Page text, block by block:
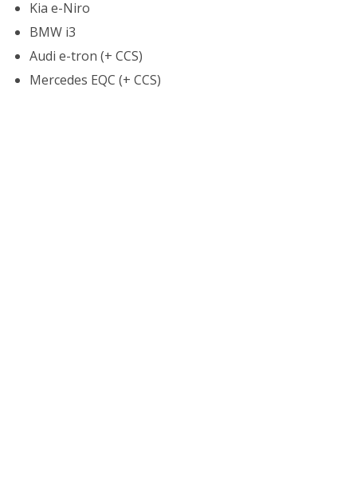
Kia e-Niro
BMW i3
Audi e-tron (+ CCS)
Mercedes EQC (+ CCS)